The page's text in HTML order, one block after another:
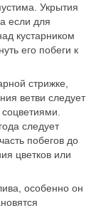
Укрытия
если для
кустарником
его побеги к
стрижке,
ветви следует
следует
побегов до
цветков или
особенно он